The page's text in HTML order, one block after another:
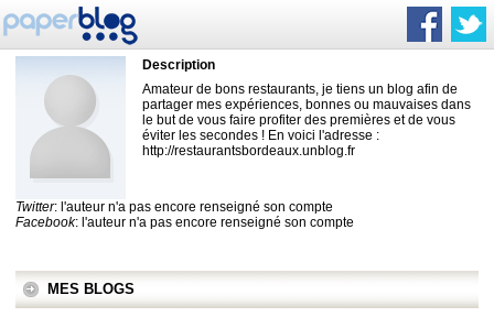
Description
Amateur de bons restaurants, je tiens un blog afin de
partager mes expériences, bonnes ou mauvaises dans
le but de vous faire profiter des premières et de vous
éviter les secondes ! En voici l'adresse :
http://restaurantsbordeaux.unblog.fr
Twitter: l'auteur n'a pas encore renseigné son compte
Facebook: l'auteur n'a pas encore renseigné son compte
MES BLOGS